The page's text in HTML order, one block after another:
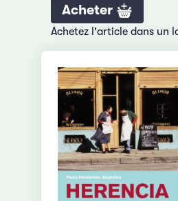
Acheter
Achetez l'article dans un